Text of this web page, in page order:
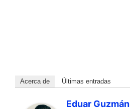
Acerca de Últimas entradas
Eduar Guzmán